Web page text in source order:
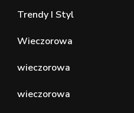
Trendy I Styl
Wieczorowa
wieczorowa
wieczorowa